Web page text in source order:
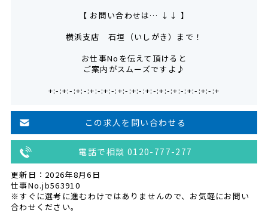
【 お問い合わせは… ↓↓ 】
横浜支店 石垣（いしがき）まで！
お仕事Noを伝えて頂けると
ご案内がスムーズですよ♪
+:-:+:-:+:-:+:-:+:-:+:-:+:-:+:-:+:-:+:-:+:-:+:-:+
この求人を問い合わせる
電話で相談 0120-777-277
更新日：2026年8月6日
仕事No.jb563910
※すぐに選考に進むわけではありませんので、お気軽にお問い
合わせください。